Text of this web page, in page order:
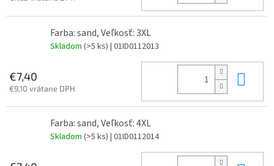
Farba: sand, Veľkosť: 3XL
Skladom (>5 ks) | 01ID0112013
€7,40
€9,10 vrátane DPH
Farba: sand, Veľkosť: 4XL
Skladom (>5 ks) | 01ID0112014